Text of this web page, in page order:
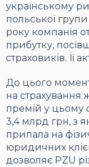
українському
польської
року компанія
прибутку,
страховиків. Її
До цього
на страхування
премій у цьому
3,4 млрд грн, з
припала на
юридичних
дозволяє PZU